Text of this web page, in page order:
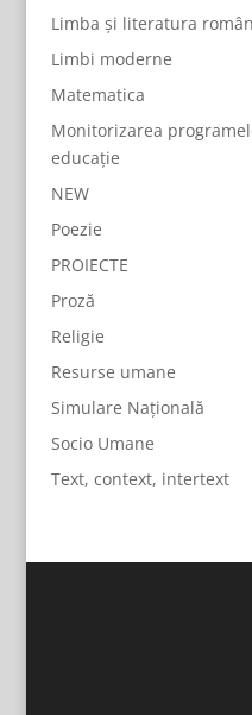
Limba și literatura
Limbi moderne
Matematica
Monitorizarea
educație
NEW
Poezie
PROIECTE
Proză
Religie
Resurse umane
Simulare Națională
Socio Umane
Text, context, intertext